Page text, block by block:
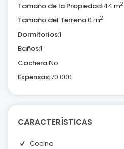
Tamaño de la Propiedad:44 m2
Tamaño del Terreno:0 m2
Dormitorios:1
Baños:1
Cochera:No
Expensas:70.000
CARACTERÍSTICAS
Cocina